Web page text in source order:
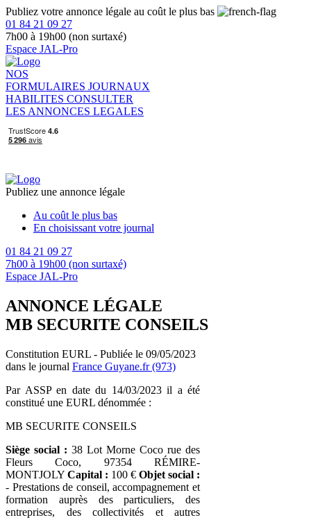
Publiez votre annonce légale au coût le plus bas
01 84 21 09 27
7h00 à 19h00 (non surtaxé)
Espace JAL-Pro
NOS
FORMULAIRES JOURNAUX
HABILITES CONSULTER
LES ANNONCES LEGALES
Publiez une annonce légale
Au coût le plus bas
En choisissant votre journal
01 84 21 09 27
7h00 à 19h00 (non surtaxé)
Espace JAL-Pro
ANNONCE LÉGALE
MB SECURITE CONSEILS
Constitution EURL - Publiée le 09/05/2023
dans le journal France Guyane.fr (973)
Par ASSP en date du 14/03/2023 il a été
constitué une EURL dénommée :
MB SECURITE CONSEILS
Siège social : 38 Lot Morne Coco rue des
Fleurs Coco, 97354 RÉMIRE-
MONTJOLY Capital : 100 € Objet social :
- Prestations de conseil, accompagnement et
formation auprès des particuliers, des
entreprises, des collectivités et autres